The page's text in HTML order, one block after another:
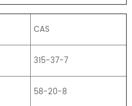
CAS
315-37-7
58-20-8